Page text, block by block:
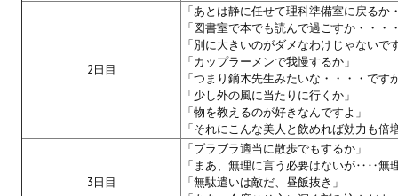
Kitana HGEC
Apella CBBE SSE BodySlide (with Physics)
Apella 2.0 CBBE SSE BodySlide (with Physics)
Kitana CBBE SSE BodySlide (with Physics)
2日目
「あとは静に任せて理科準備室に戻るか
「図書室で本でも読んで過ごすか・・・
「別に大きいのがダメなわけじゃないで
「カップラーメンで我慢するか」
「つまり鏑木先生みたいな・・・・です
「少し外の風に当たりに行くか」
「物を教えるのが好きなんですよ」
「それにこんな美人と飲めれば効力も倍
3日目
「ブラブラ適当に散歩でもするか」
「まあ、無理に言う必要はないが‥‥無
「無駄遣いは敵だ、昼飯抜き」